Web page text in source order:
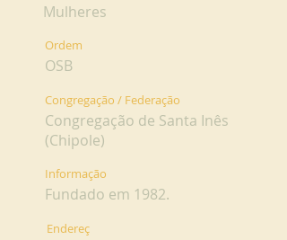
Mulheres
Ordem
OSB
Congregação / Federação
Congregação de Santa Inês
(Chipole)
Informação
Fundado em 1982.
Endereç